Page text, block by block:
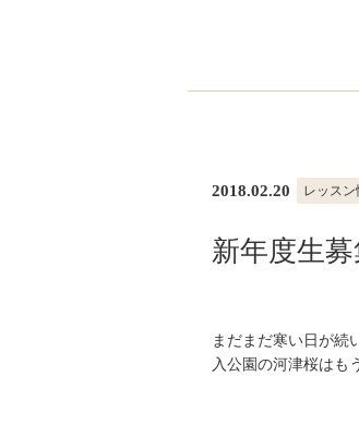
2018.02.20 レッスン
新年度生
まだまだ寒い日が続
入公園の河津桜はも